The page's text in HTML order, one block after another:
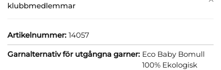
klubbmedlemmar
Artikelnummer: 14057
Garnalternativ för utgångna garner: Eco Baby Bomull
100% Ekologisk